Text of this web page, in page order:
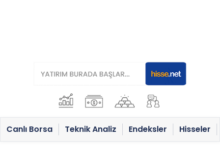
Canlı Borsa Teknik Analiz Endeksler Hisseler